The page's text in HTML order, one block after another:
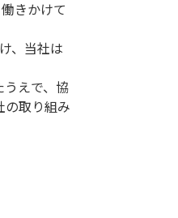
きかけて
、当社は
えで、協
の取り組み